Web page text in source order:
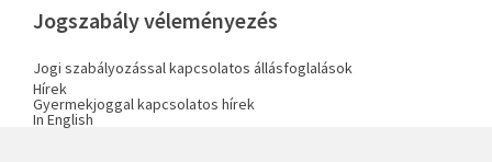
Jogszabály véleményezés
Jogi szabályozással kapcsolatos állásfoglalások
Hírek
Gyermekjoggal kapcsolatos hírek
In English